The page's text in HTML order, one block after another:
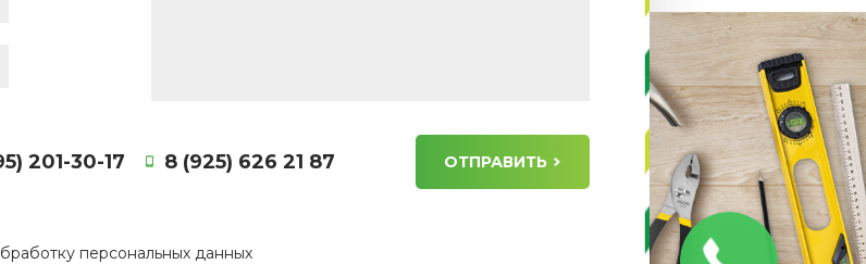
201-30-17 8 (925) 626 21 87 ОТПРАВИТЬ
персональных данных